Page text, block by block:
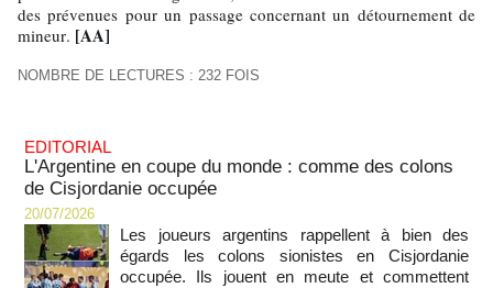
des prévenues pour un passage concernant un détournement de
mineur. [AA]
NOMBRE DE LECTURES : 232 FOIS
EDITORIAL
L'Argentine en coupe du monde : comme des colons
de Cisjordanie occupée
20/07/2026
Les joueurs argentins rappellent à bien des
égards les colons sionistes en Cisjordanie
occupée. Ils jouent en meute et commettent